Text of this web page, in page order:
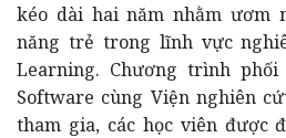
kéo dài hai năm nhằm ươm
năng trẻ trong lĩnh vực
Learning. Chương trình
Software cùng Viện nghiên
tham gia, các học viên được